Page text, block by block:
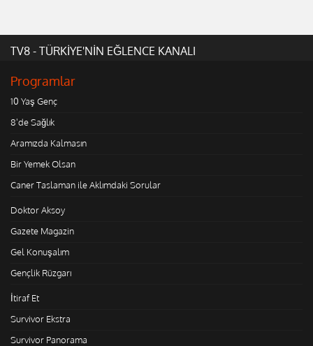
TV8 - TÜRKİYE'NİN EĞLENCE KANALI
Programlar
10 Yaş Genç
8'de Sağlık
Aramızda Kalmasın
Bir Yemek Olsan
Caner Taslaman ile Aklımdaki Sorular
Doktor Aksoy
Gazete Magazin
Gel Konuşalım
Gençlik Rüzgarı
İtiraf Et
Survivor Ekstra
Survivor Panorama